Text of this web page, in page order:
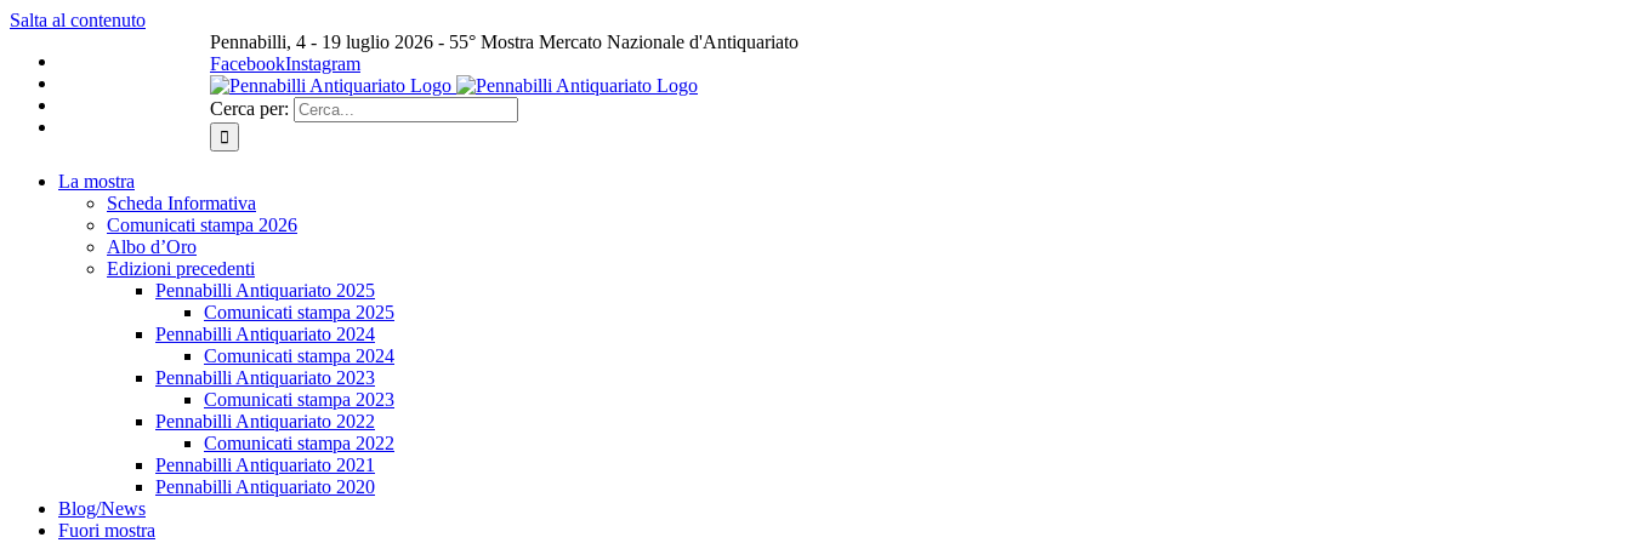
Salta al contenuto
Pennabilli, 4 - 19 luglio 2026 - 55° Mostra Mercato Nazionale d'Antiquariato
FacebookInstagram
Cerca per:
La mostra
Scheda Informativa
Comunicati stampa 2026
Albo d’Oro
Edizioni precedenti
Pennabilli Antiquariato 2025
Comunicati stampa 2025
Pennabilli Antiquariato 2024
Comunicati stampa 2024
Pennabilli Antiquariato 2023
Comunicati stampa 2023
Pennabilli Antiquariato 2022
Comunicati stampa 2022
Pennabilli Antiquariato 2021
Pennabilli Antiquariato 2020
Blog/News
Fuori mostra